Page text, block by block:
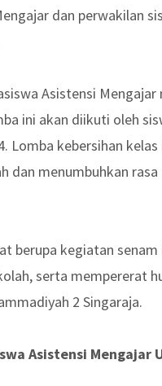
dan perwakilan
Asistensi
ini akan diikuti oleh
Lomba kebersihan
dan menumbuhkan
berupa kegiatan
serta mempererat
2 Singaraja.
Asistensi Mengajar